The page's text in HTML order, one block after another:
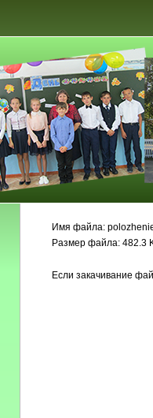
Имя файла:
Размер файла: 482.3
Если закачивание